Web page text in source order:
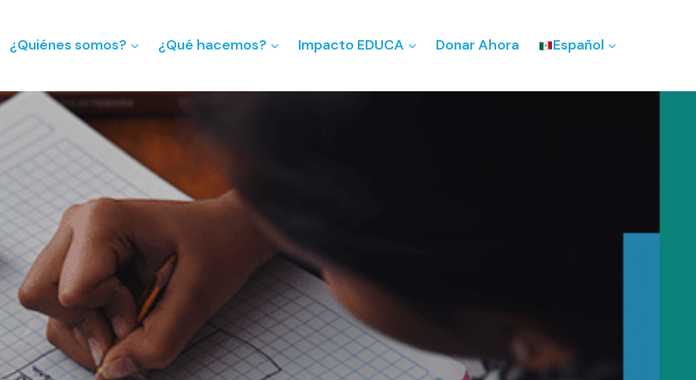
¿Quiénes somos? ¿Qué hacemos? Impacto EDUCA Donar Ahora Español